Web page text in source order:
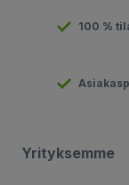
100 %
Yrityksemme